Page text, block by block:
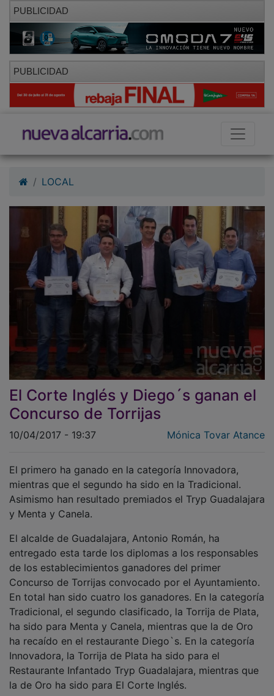
PUBLICIDAD
PUBLICIDAD
El Corte Inglés y Diego´s ganan el
Concurso de Torrijas
mientras que el segundo ha sido en la Tradicional.
Asimismo han resultado premiados el Tryp Guadalajara
y Menta y Canela.
entregado esta tarde los diplomas a los responsables
de los establecimientos ganadores del primer
Concurso de Torrijas convocado por el Ayuntamiento.
En total han sido cuatro los ganadores. En la categoría
Tradicional, el segundo clasificado, la Torrija de Plata,
ha sido para Menta y Canela, mientras que la de Oro
ha recaído en el restaurante Diego`s. En la categoría
Innovadora, la Torrija de Plata ha sido para el
Restaurante Infantado Tryp Guadalajara, mientras que
la de Oro ha sido para El Corte Inglés.